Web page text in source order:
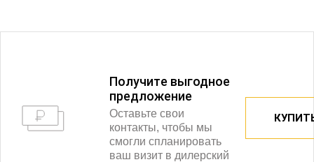
Получитe выгодное
предложение
Оставьте свои
контакты, чтобы мы
смогли спланировать
ваш визит в дилерский